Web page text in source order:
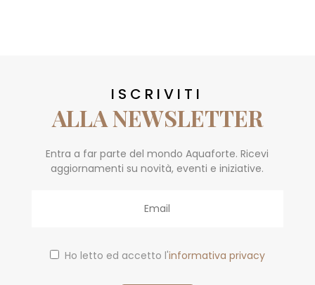
ISCRIVITI
ALLA NEWSLETTER
Entra a far parte del mondo Aquaforte. Ricevi
aggiornamenti su novità, eventi e iniziative.
Ho letto ed accetto l'informativa privacy